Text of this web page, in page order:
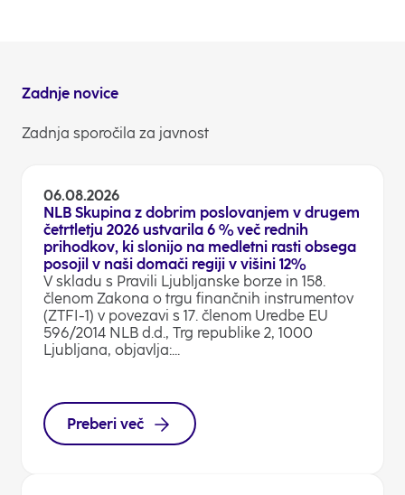
Zadnje novice
Zadnja sporočila za javnost
06.08.2026
NLB Skupina z dobrim poslovanjem v drugem
četrtletju 2026 ustvarila 6 % več rednih
prihodkov, ki slonijo na medletni rasti obsega
posojil v naši domači regiji v višini 12%
V skladu s Pravili Ljubljanske borze in 158.
členom Zakona o trgu finančnih instrumentov
(ZTFI-1) v povezavi s 17. členom Uredbe EU
596/2014 NLB d.d., Trg republike 2, 1000
Ljubljana, objavlja:...
Preberi več